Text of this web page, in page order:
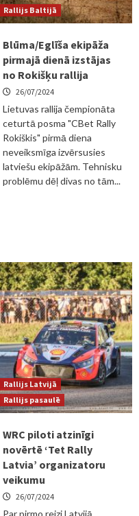
Rallijs Baltijā
Blūma/Eglīša ekipāža
pirmajā dienā izstājas
no Rokišķu rallija
26/07/2024
Lietuvas rallija čempionāta
ceturtā posma "CBet Rally
Rokiškis" pirmā diena
neveiksmīga izvērsusies
latviešu ekipāžām. Tehnisku
problēmu dēļ divas no tām...
Rallijs Latvijā
Rallijs pasaulē
WRC piloti atzinīgi
novērtē ‘Tet Rally
Latvia’ organizatoru
veikumu
26/07/2024
Par pirmo reizi Latvijā